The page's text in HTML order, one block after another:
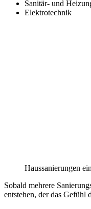
Sanitär- und
Elektrotechnik
Haussanierungen
Sobald mehrere
entstehen, der das Gefühl